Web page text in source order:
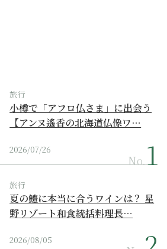
旅行
小樽で「アフロ仏さま」に出会う
【アンヌ遙香の北海道仏像ワ…
2026/07/26
No.
旅行
夏の鱧に本当に合うワインは？ 星
野リゾート和食統括料理長…
2026/08/05